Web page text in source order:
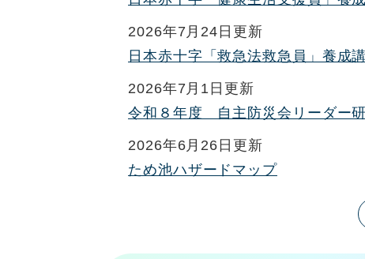
2026年7月24日更新
日本赤十字「救急法救急員」養成
2026年7月1日更新
令和８年度 自主防災会リーダー
2026年6月26日更新
ため池ハザードマップ